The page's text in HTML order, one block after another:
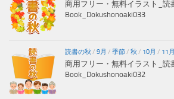
商用フリー・無料イラスト_読
Book_Dokushonoaki033
読書の秋 / 9月 / 季節/ 秋 / 10月 / 11月
商用フリー・無料イラスト_読
Book_Dokushonoaki032